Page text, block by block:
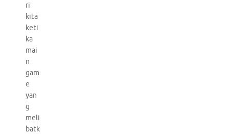
ri
kita
keti
ka
mai
n
gam
e
yan
g
meli
batk